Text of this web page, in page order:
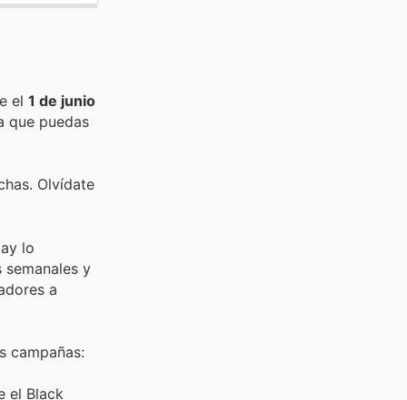
el 1 de junio
que puedas
Olvídate
lo
y
a
campañas:
el Black